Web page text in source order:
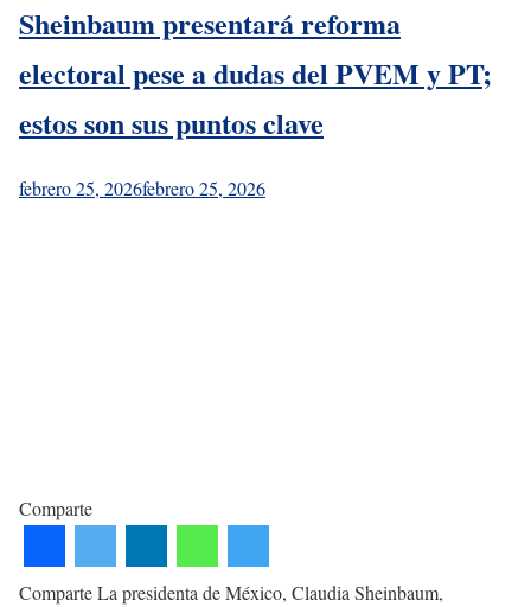
Sheinbaum presentará reforma
electoral pese a dudas del PVEM y PT;
estos son sus puntos clave
febrero 25, 2026febrero 25, 2026
Comparte
Comparte La presidenta de México, Claudia Sheinbaum,